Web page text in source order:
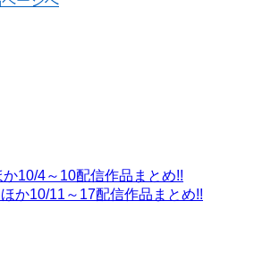
10/4～10配信作品まとめ!!
か10/11～17配信作品まとめ!!